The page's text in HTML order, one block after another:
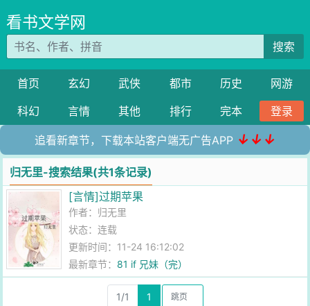
看书文学网
搜索
首页 玄幻 武侠 都市 历史
网游
科幻
言情 其他 排行 完本 登录
追看新章节，下载本站客户端无广告APP ↓↓↓
归无里-搜索结果(共1条记录)
[言情]过期苹果
作者： 归无里
状态：连载
更新时间：11-24 16:12:02
最新章节： 81 if 兄妹（完）
1/1 1